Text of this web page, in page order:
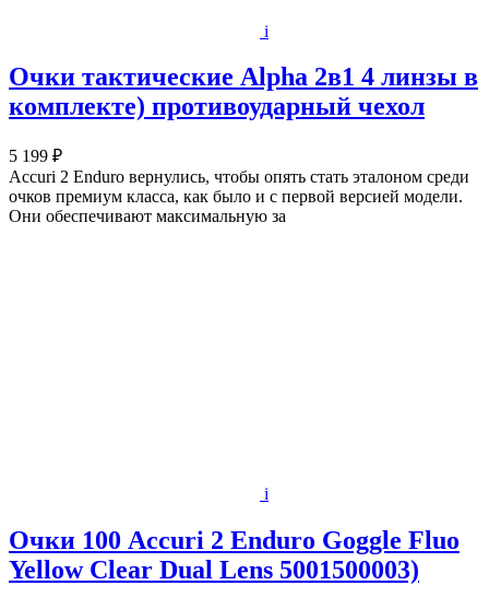
i
Очки тактические Alpha 2в1 4 линзы в
комплекте) противоударный чехол
5 199 ₽
Accuri 2 Enduro вернулись, чтобы опять стать эталоном среди
очков премиум класса, как было и с первой версией модели.
Они обеспечивают максимальную за
i
Очки 100 Accuri 2 Enduro Goggle Fluo
Yellow Clear Dual Lens 5001500003)